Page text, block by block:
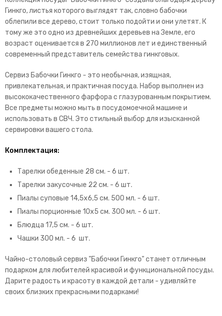
Гинкго, листья которого выглядят так, словно бабочки
облепили все дерево, стоит только подойти и они улетят. К
тому же это одно из древнейших деревьев на Земле, его
возраст оценивается в 270 миллионов лет и единственный
современный представитель семейства гинкговых.
Сервиз Бабочки Гинкго - это необычная, изящная,
привлекательная, и практичная посуда. Набор выполнен из
высококачественного фарфора с глазурованным покрытием.
Все предметы можно мыть в посудомоечной машине и
использовать в СВЧ. Это стильный выбор для изысканной
сервировки вашего стола.
Комплектация:
Тарелки обеденные 28 см. - 6 шт.
Тарелки закусочные 22 см. - 6 шт.
Пиалы суповые 14,5х6,5 см. 500 мл. - 6 шт.
Пиалы порционные 10х5 см. 300 мл. - 6 шт.
Блюдца 17,5 см. - 6 шт.
Чашки 300 мл. - 6 шт.
Чайно-столовый сервиз "Бабочки Гинкго" станет отличным
подарком для любителей красивой и функциональной посуды.
Дарите радость и красоту в каждой детали - удивляйте
своих близких прекрасными подарками!